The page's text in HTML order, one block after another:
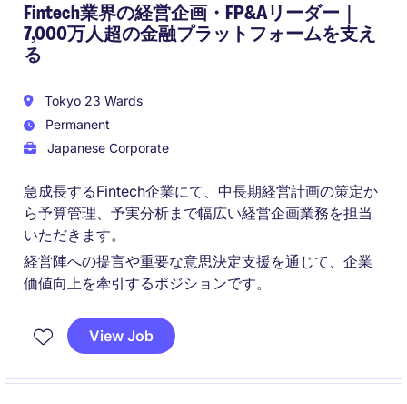
Fintech業界の経営企画・FP&Aリーダー｜
7,000万人超の金融プラットフォームを支え
る
Tokyo 23 Wards
Permanent
Japanese Corporate
急成長するFintech企業にて、中長期経営計画の策定か
ら予算管理、予実分析まで幅広い経営企画業務を担当
いただきます。
経営陣への提言や重要な意思決定支援を通じて、企業
価値向上を牽引するポジションです。
View Job